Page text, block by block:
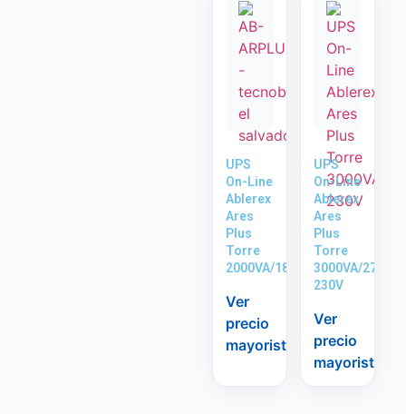
UPS
On-Line
Ablerex
Ares
Plus
Torre
2000VA/1800W
Ver
precio
mayorista
UPS
On-Line
Ablerex
Ares
Plus
Torre
3000VA/2700W
230V
Ver
precio
mayorista